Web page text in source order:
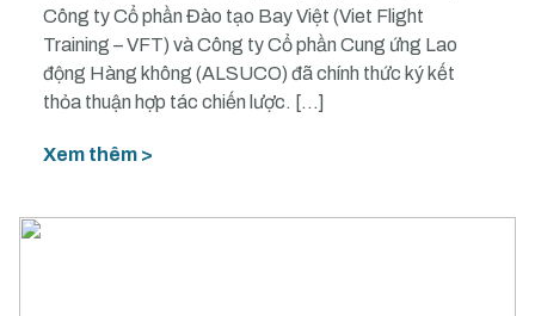
Công ty Cổ phần Đào tạo Bay Việt (Viet Flight
Training – VFT) và Công ty Cổ phần Cung ứng Lao
động Hàng không (ALSUCO) đã chính thức ký kết
thỏa thuận hợp tác chiến lược. […]
Xem thêm >